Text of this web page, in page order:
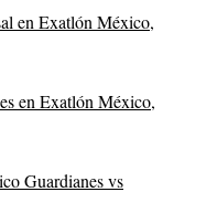
en Exatlón México,
en Exatlón México,
Guardianes vs